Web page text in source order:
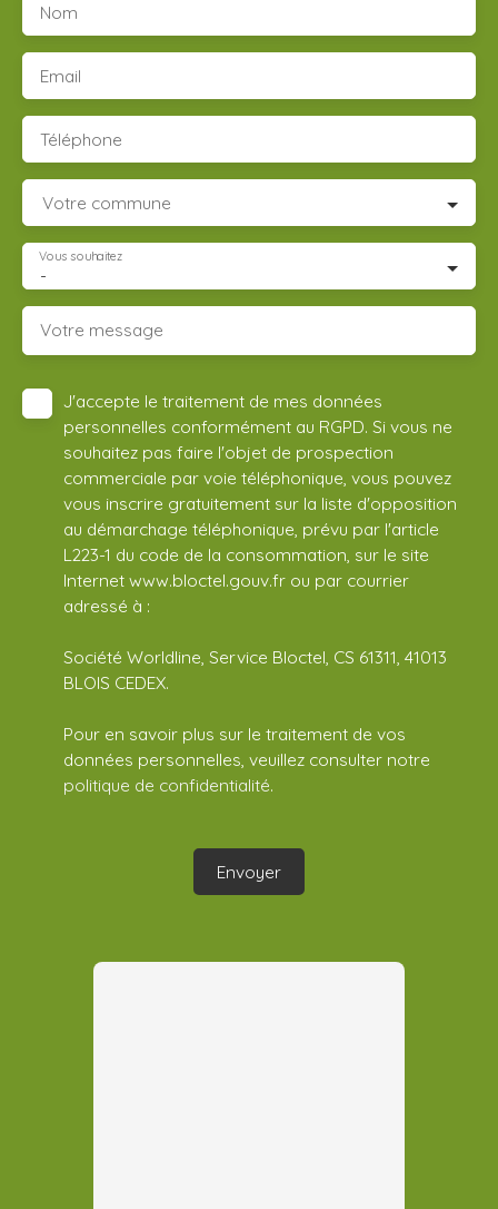
Nom
Email
Téléphone
Votre commune
-
Vous souhaitez
Votre message
J'accepte le traitement de mes données
personnelles conformément au RGPD. Si vous ne
souhaitez pas faire l'objet de prospection
commerciale par voie téléphonique, vous pouvez
vous inscrire gratuitement sur la liste d'opposition
au démarchage téléphonique, prévu par l'article
L223-1 du code de la consommation, sur le site
Internet www.bloctel.gouv.fr ou par courrier
adressé à :
Société Worldline, Service Bloctel, CS 61311, 41013
BLOIS CEDEX.
Pour en savoir plus sur le traitement de vos
données personnelles, veuillez consulter notre
politique de confidentialité.
Envoyer